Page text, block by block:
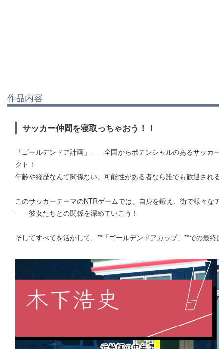
作品内容
サッカー仲間を寝取っちゃおう！！
「ゴールデンドア計画」――全国からポテンシャルのあるサッカ
クト！
年齢や経歴なんて関係ない。可能性がある者なら誰でも歓迎され
このサッカーテーマのNTRゲームでは、自身を鍛え、街で様々
――彼女たちとの関係を深めていこう！
そしてすべてを活かして、**「ゴールデンドアカップ」**での最